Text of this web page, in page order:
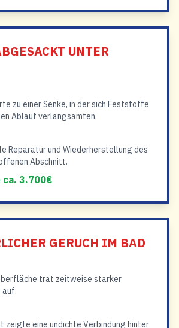
UNTER
zu einer Senke, in der sich Feststoffe
Ablauf verlangsamten.
Reparatur und Wiederherstellung des
Abschnitt.
ca. 3.700€
GERUCH IM BAD
trat zeitweise starker
auf.
zeigte eine undichte Verbindung hinter